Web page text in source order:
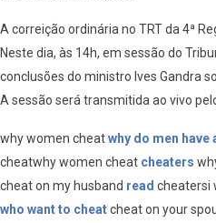
A correição ordinária no TRT da 4ª
Neste dia, às 14h, em sessão do
conclusões do ministro Ives Gandra
A sessão será transmitida ao vivo
why women cheatwhy do men have
cheatwhy women cheat cheaters
cheat on my husband read cheatersi
who want to cheatcheat on your